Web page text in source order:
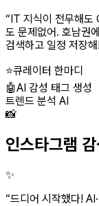
“IT 지식이 전무해도
도 문제없어. 호남권
검색하고 일정 저장
⭐큐레이터 한마디
🤖AI 감성 태그 생성
트렌드 분석 AI
📸
인스타그램
✨
“드디어 시작했다!